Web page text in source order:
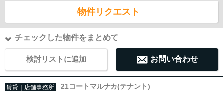
物件リクエスト
チェックした物件をまとめて
検討リストに追加 お問い合わせ
賃貸｜店舗事務所 21コートマルナカ(テナント)